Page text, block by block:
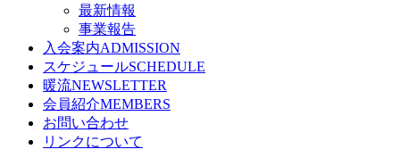
最新情報
事業報告
入会案内ADMISSION
スケジュールSCHEDULE
暖流NEWSLETTER
会員紹介MEMBERS
お問い合わせ
リンクについて